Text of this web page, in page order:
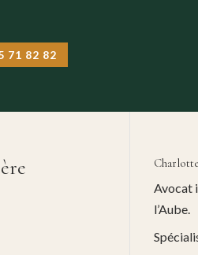
71 82 82
Avocat
l’Aube.